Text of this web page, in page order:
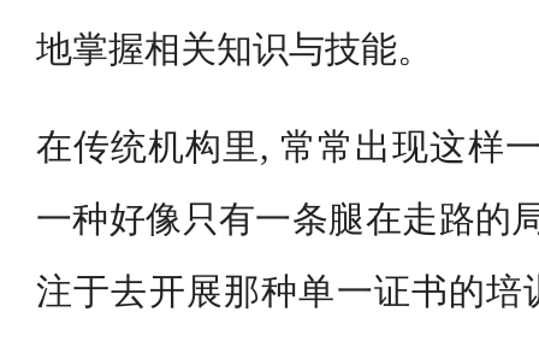
地掌握相关知识与技能。
在传统机构里, 常常出现这样
一种好像只有一条腿在走路的
注于去开展那种单一证书的培